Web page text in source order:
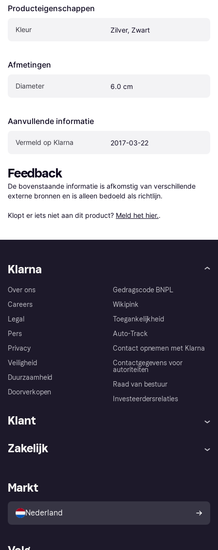
Producteigenschappen
Kleur Zilver, Zwart
Afmetingen
Diameter 6.0 cm
Aanvullende informatie
Vermeld op Klarna 2017-03-22
Feedback
De bovenstaande informatie is afkomstig van verschillende
externe bronnen en is alleen bedoeld als richtlijn.
Klopt er iets niet aan dit product? Meld het hier..
Klarna
Over ons
Careers
Legal
Pers
Privacy
Veiligheid
Duurzaamheid
Doorverkopen
Gedragscode BNPL
Wikipink
Toegankelijkheid
Auto-Track
Contact opnemen met Klarna
Contactgegevens voor
autoriteiten
Raad van bestuur
Investeerdersrelaties
Klant
Winkeloverzicht
Kopersbescherming voor
consumenten
Zakelijk
Zakelijke login
Markt
Nederland